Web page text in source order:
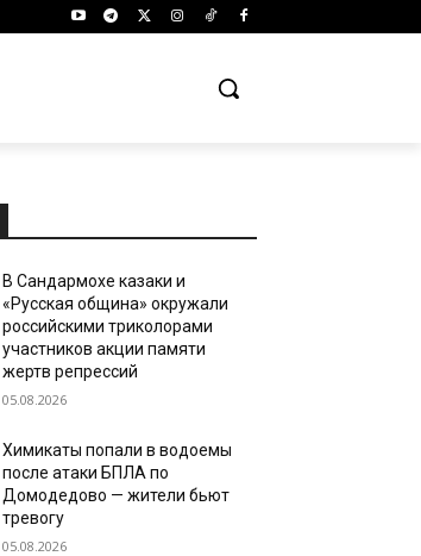
В Сандармохе казаки и
«Русская община» окружали
российскими триколорами
участников акции памяти
жертв репрессий
05.08.2026
Химикаты попали в водоемы
после атаки БПЛА по
Домодедово — жители бьют
тревогу
05.08.2026